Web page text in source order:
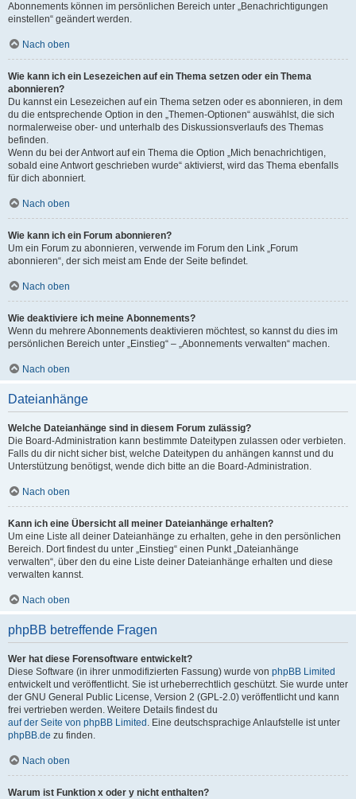
Abonnements können im persönlichen Bereich unter „Benachrichtigungen
einstellen“ geändert werden.
Nach oben
Wie kann ich ein Lesezeichen auf ein Thema setzen oder ein Thema
abonnieren?
Du kannst ein Lesezeichen auf ein Thema setzen oder es abonnieren, in dem
du die entsprechende Option in den „Themen-Optionen“ auswählst, die sich
normalerweise ober- und unterhalb des Diskussionsverlaufs des Themas
befinden.
Wenn du bei der Antwort auf ein Thema die Option „Mich benachrichtigen,
sobald eine Antwort geschrieben wurde“ aktivierst, wird das Thema ebenfalls
für dich abonniert.
Nach oben
Wie kann ich ein Forum abonnieren?
Um ein Forum zu abonnieren, verwende im Forum den Link „Forum
abonnieren“, der sich meist am Ende der Seite befindet.
Nach oben
Wie deaktiviere ich meine Abonnements?
Wenn du mehrere Abonnements deaktivieren möchtest, so kannst du dies im
persönlichen Bereich unter „Einstieg“ – „Abonnements verwalten“ machen.
Nach oben
Dateianhänge
Welche Dateianhänge sind in diesem Forum zulässig?
Die Board-Administration kann bestimmte Dateitypen zulassen oder verbieten.
Falls du dir nicht sicher bist, welche Dateitypen du anhängen kannst und du
Unterstützung benötigst, wende dich bitte an die Board-Administration.
Nach oben
Kann ich eine Übersicht all meiner Dateianhänge erhalten?
Um eine Liste all deiner Dateianhänge zu erhalten, gehe in den persönlichen
Bereich. Dort findest du unter „Einstieg“ einen Punkt „Dateianhänge
verwalten“, über den du eine Liste deiner Dateianhänge erhalten und diese
verwalten kannst.
Nach oben
phpBB betreffende Fragen
Wer hat diese Forensoftware entwickelt?
Diese Software (in ihrer unmodifizierten Fassung) wurde von phpBB Limited
entwickelt und veröffentlicht. Sie ist urheberrechtlich geschützt. Sie wurde unter
der GNU General Public License, Version 2 (GPL-2.0) veröffentlicht und kann
frei vertrieben werden. Weitere Details findest du
auf der Seite von phpBB Limited . Eine deutschsprachige Anlaufstelle ist unter
phpBB.de zu finden.
Nach oben
Warum ist Funktion x oder y nicht enthalten?